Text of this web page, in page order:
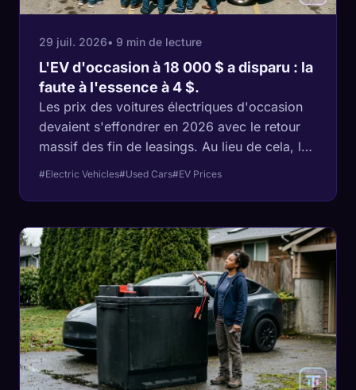
29 juil. 2026• 9 min de lecture
L'EV d'occasion à 18 000 $ a disparu : la
faute à l'essence à 4 $.
Les prix des voitures électriques d'occasion
devaient s'effondrer en 2026 avec le retour
massif des fin de leasings. Au lieu de cela, les
continué de chuter. Cet écart en dit long sur le
profil des acheteurs.
#Electric Vehicles#Used Cars#EV Prices